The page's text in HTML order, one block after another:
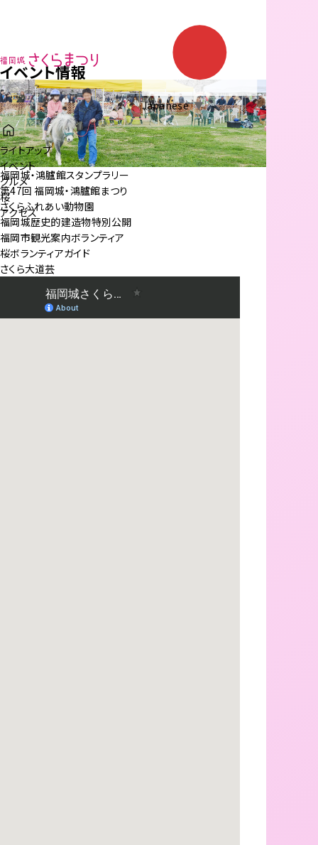
トアップ
ント情報
メ情報
介
セス
Japanese ▼
ライトアップ
イベント
グルメ
桜
アクセス
イベント情報
福岡城・鴻臚館スタンプラリー
第47回 福岡城・鴻臚館まつり
さくらふれあい動物園
福岡城歴史的建造物特別公開
福岡市観光案内ボランティア
桜ボランティアガイド
さくら大道芸